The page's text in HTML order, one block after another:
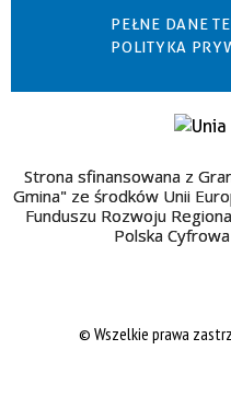
PEŁNE DANE
POLITYKA
Strona sfinansowana z
Gmina" ze środków Unii
Funduszu Rozwoju
Polska
© Wszelkie prawa